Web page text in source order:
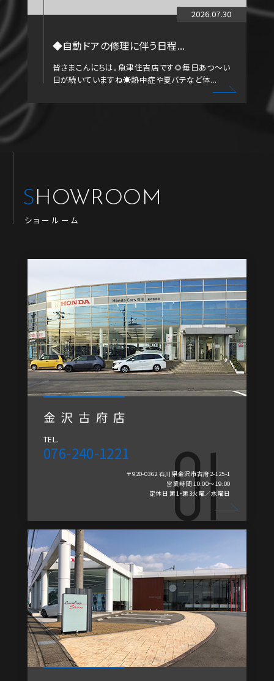
2026.07.30
◆自動ドアの修理に伴う日程...
皆さまこんにちは。魚津住吉店です🌻毎日あつ～い
日が続いていますね☀️熱中症や夏バテなど体...
SHOWROOM
ショールーム
金沢古府店
TEL.
076-240-1221
〒920-0362 石川県金沢市古府2-125-1
営業時間 10:00～19:00
定休日 第1・第3火曜／水曜日